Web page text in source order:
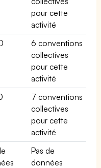
pour cette
activité
6 conventions
collectives
pour cette
activité
7 conventions
collectives
pour cette
activité
Pas de
données